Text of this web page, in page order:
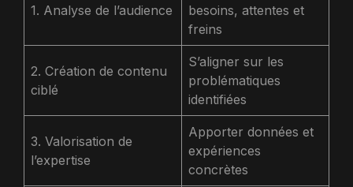
1. Analyse de l’audience
besoins, attentes et
freins
2. Création de contenu
ciblé
S’aligner sur les
problématiques
identifiées
3. Valorisation de
l’expertise
Apporter données et
expériences
concrètes